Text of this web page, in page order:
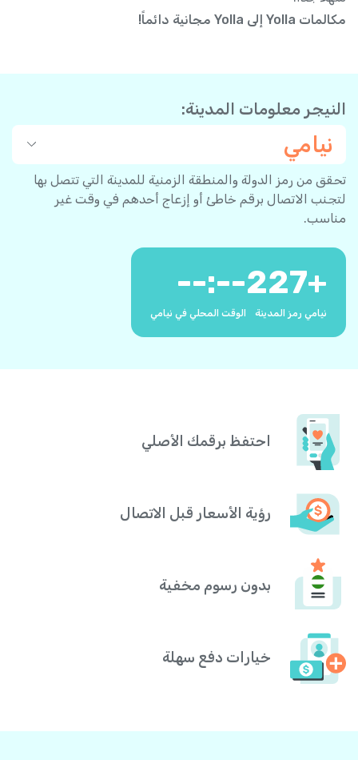
مكالمات Yolla إلى Yolla مجانية دائماً!
النيجر معلومات المدينة:
نيامي
تحقق من رمز الدولة والمنطقة الزمنية للمدينة التي تتصل بها
لتجنب الاتصال برقم خاطئ أو إزعاج أحدهم في وقت غير
مناسب.
+
227
نيامي رمز المدينة
--:--
الوقت المحلي في نيامي
احتفظ برقمك الأصلي
رؤية الأسعار قبل الاتصال
بدون رسوم مخفية
خيارات دفع سهلة